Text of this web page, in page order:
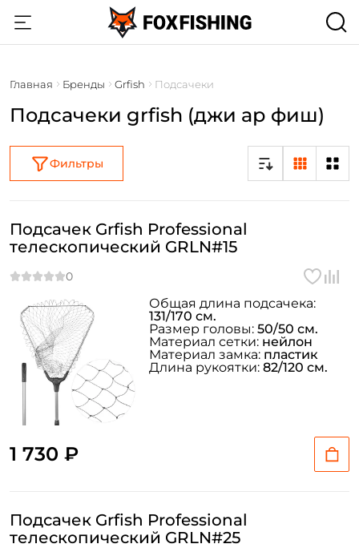
Главная Бренды Grfish Подсачеки
Подсачеки grfish (джи ар фиш)
Фильтры
Подсачек Grfish Professional
телескопический GRLN#15
1 730 ₽
Общая длина подсачека:
131/170 см.
Размер головы: 50/50 см.
Материал сетки: нейлон
Материал замка: пластик
Длина рукоятки: 82/120 см.
Подсачек Grfish Professional
телескопический GRLN#25